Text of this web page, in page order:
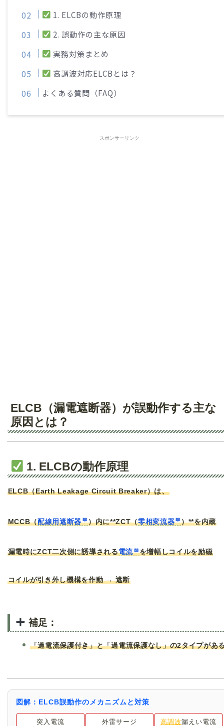
1. ELCBの動作原理
2. 誤動作の主な原因
実務対策まとめ
高調波対応ELCBとは？
よくある質問（FAQ）
スポンサーリンク
ELCB（漏電遮断器）が誤動作する主な
原因とは？
1. ELCBの動作原理
ELCB（Earth Leakage Circuit Breaker）は、
MCCB（配線用遮断器 ）内に**ZCT（零相変流器 ）**を内蔵
漏電時にZCT二次側に誘導される電流 を増幅しコイルを励磁
コイルが引き外し機構を作動 → 遮断
補足：
「過電流保護付き」と「過電流保護なし」の2タイプがあ
図解：ELCB誤動作のメカニズムと対策
突入電流 外雷サージ 高調波漏えい電流